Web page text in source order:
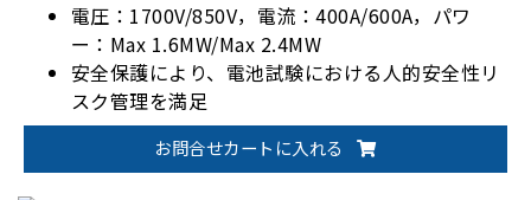
電圧：1700V/850V，電流：400A/600A，パワ
ー：Max 1.6MW/Max 2.4MW
安全保護により、電池試験における人的安全性リ
スク管理を満足
自動化されたバッテリー検証ソリューションのた
めの柔軟な統合技術
お問合せカートに入れる